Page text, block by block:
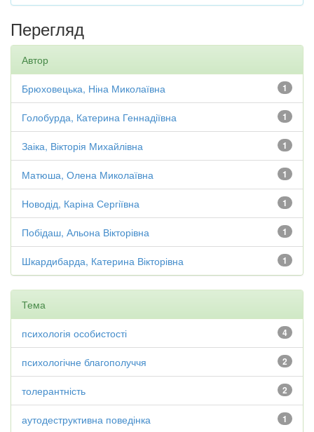
Перегляд
Автор
1
Брюховецька, Ніна Миколаївна
1
Голобурда, Катерина Геннадіївна
1
Заіка, Вікторія Михайлівна
1
Матюша, Олена Миколаївна
1
Новодід, Каріна Сергіївна
1
Побідаш, Альона Вікторівна
1
Шкардибарда, Катерина Вікторівна
Тема
4
психологія особистості
2
психологічне благополуччя
2
толерантність
1
аутодеструктивна поведінка